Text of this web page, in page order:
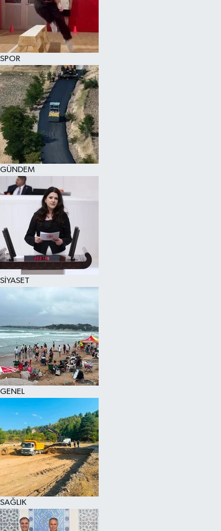
SPOR
GÜNDEM
SİYASET
GENEL
SAĞLIK
KÜLTÜR SANAT
MAGAZİN
SAĞLIK
SİYASET
SPOR
TEKNOLOJİ
VİZYONDAKİLER
YAŞAM